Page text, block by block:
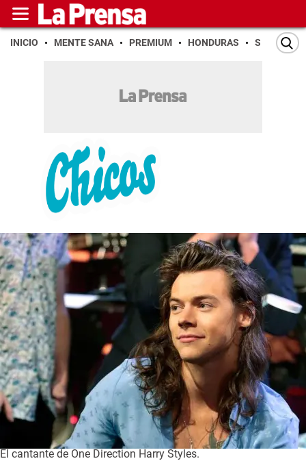
INICIO MENTE SANA PREMIUM HONDURAS SAN PEDRO
El cantante de One Direction Harry Styles.